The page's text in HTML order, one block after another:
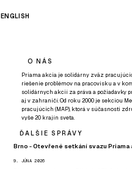
ENGLISH
O NÁS
Priama akcia je solidárny zväz
riešenie problémov na pracovisku a v
solidárnych akcií za práva a požiadavky
aj v zahraničí. Od roku 2000 je sekciou
pracujúcich (MAP), ktorá v súčasnosti
vyše 20 krajín sveta.
ĎALŠIE SPRÁVY
Brno - Otevřené setkání svazu Priama
9. JÚNA 2026